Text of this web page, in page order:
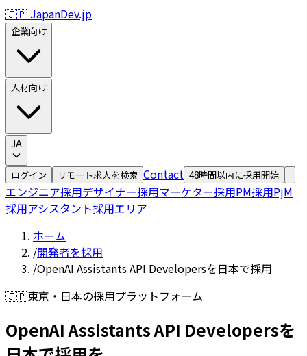
🇯🇵 JapanDev.jp
企業向け
人材向け
JA
ログイン リモート求人を検索 Contact 48時間以内に採用開始
エンジニア採用デザイナー採用マーケター採用PM採用PjM
採用アシスタント採用エリア
ホーム
/開発者を採用
/OpenAI Assistants API Developersを日本で採用
🇯🇵東京・日本の採用プラットフォーム
OpenAI Assistants API Developersを